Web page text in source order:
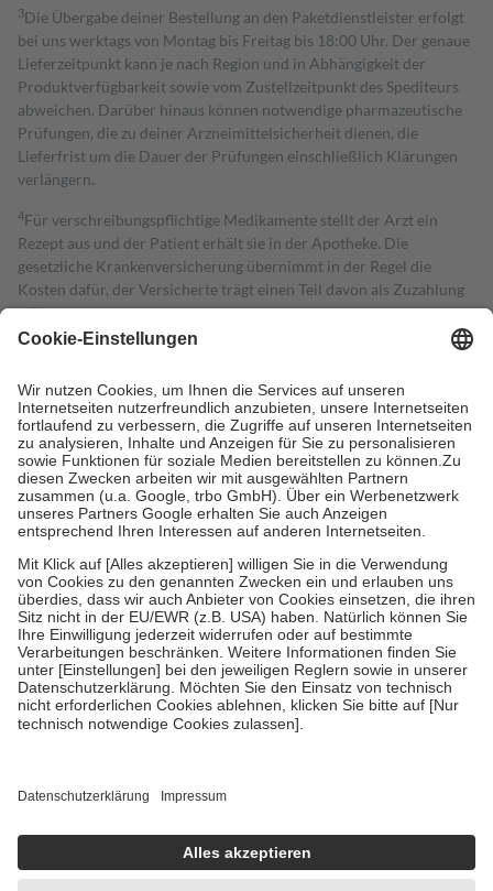
3Die Übergabe deiner Bestellung an den Paketdienstleister erfolgt
bei uns werktags von Montag bis Freitag bis 18:00 Uhr. Der genaue
Lieferzeitpunkt kann je nach Region und in Abhängigkeit der
Produktverfügbarkeit sowie vom Zustellzeitpunkt des Spediteurs
abweichen. Darüber hinaus können notwendige pharmazeutische
Prüfungen, die zu deiner Arzneimittelsicherheit dienen, die
Lieferfrist um die Dauer der Prüfungen einschließlich Klärungen
verlängern.
4Für verschreibungspflichtige Medikamente stellt der Arzt ein
Rezept aus und der Patient erhält sie in der Apotheke. Die
gesetzliche Krankenversicherung übernimmt in der Regel die
Kosten dafür, der Versicherte trägt einen Teil davon als Zuzahlung
mit.
Grundsätzlich leisten Mitglieder Zuzahlungen in Höhe von zehn
höchstens zehn Euro.
Es sind jedoch nie mehr als die tatsächlichen
Kosten der Leistung zu entrichten.
Diese Regeln gelten grundsätzlich auch für Online-Apotheken.
Bei Heilmitteln und häuslicher Krankenpflege beträgt die
Zuzahlung zehn Prozent der Kosten sowie zehn Euro je
Verordnung.
Um das Engagement der Versicherten für ihre eigene Gesundheit zu
stärken und die besondere Stellung der Familie zu unterstützen,
fallenkeine Zuzahlungenan bei:
• Kindern und Jugendlichen bis zum vollendeten 18. Lebensjahr
mit Ausnahme der Fahrkosten
• Untersuchungen zur Vorsorge und Früherkennung, die von der
GKV getragen werden
• empfohlenen Schutzimpfungen
• Harn- und Blutteststreifen
getroffen, um sicherzustellen, dass es sich um echte Bewertungen
https://help.etrusted.com/hc/de/articles/4419944605341
Einige Bilder und Inhalte wurden unter Zuhilfenahme künstlicher